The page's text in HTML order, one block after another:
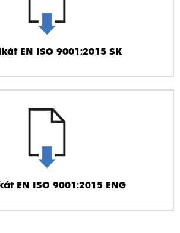
EN ISO 9001:2015 SK
EN ISO 9001:2015 ENG